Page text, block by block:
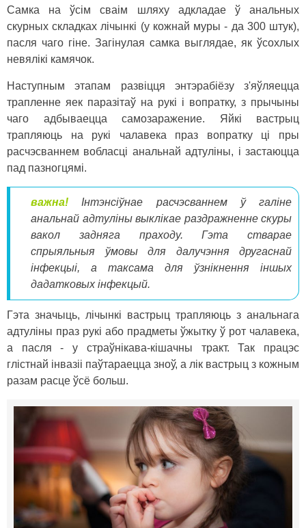
Самка на ўсім сваім шляху адкладае ў анальных
скурных складках лічынкі (у кожнай муры - да 300 штук),
пасля чаго гіне. Загінулая самка выглядае, як ўсохлых
невялікі камячок.
Наступным этапам развіцця энтэрабіёзу з'яўляецца
трапленне яек паразітаў на рукі і вопратку, з прычыны
чаго адбываецца самозаражение. Яйкі вастрыц
трапляюць на рукі чалавека праз вопратку ці пры
расчэсваннем вобласці анальнай адтуліны, і застаюцца
пад пазногцямі.
важна! Інтэнсіўнае расчэсваннем ў галіне
анальнай адтуліны выклікае раздражненне скуры
вакол задняга праходу. Гэта стварае
спрыяльныя ўмовы для далучэння другаснай
інфекцыі, а таксама для ўзнікнення іншых
дадатковых інфекцый.
Гэта значыць, лічынкі вастрыц трапляюць з анальнага
адтуліны праз рукі або прадметы ўжытку ў рот чалавека,
а пасля - у страўнікава-кішачны тракт. Так працэс
глістнай інвазіі паўтараецца зноў, а лік вастрыц з кожным
разам расце ўсё больш.